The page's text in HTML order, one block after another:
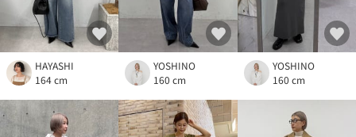
HAYASHI
164 cm
YOSHINO
160 cm
YOSHINO
160 cm